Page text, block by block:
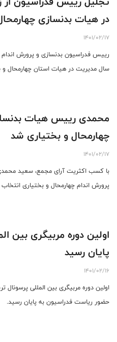
در هیات بدنسازی
1401/02/17
سال مدیریت در هیات استان چهارمحال و
محمدی رییس هیات
چهارمحال و بختیاری شد
1401/02/17
با کسب اکثریت آرای مجمع، سعید
پرورش اندام چهارمحال و بختیاری
اولین دوره مربیگری بین
پایان رسید
1401/02/16
اولین دوره مربیگری بین المللی پرسونال
حضور ریاست فدراسیون به پایان رسید.